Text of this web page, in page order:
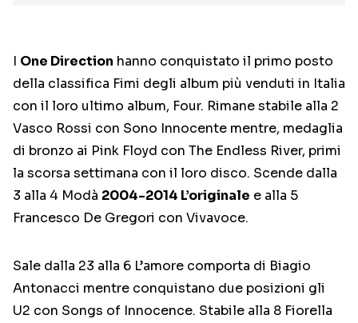
I One Direction hanno conquistato il primo posto
della classifica Fimi degli album più venduti in Italia
con il loro ultimo album, Four. Rimane stabile alla 2
Vasco Rossi con Sono Innocente mentre, medaglia
di bronzo ai Pink Floyd con The Endless River, primi
la scorsa settimana con il loro disco. Scende dalla
3 alla 4 Modà 2004-2014 L’originale e alla 5
Francesco De Gregori con Vivavoce.
Sale dalla 23 alla 6 L’amore comporta di Biagio
Antonacci mentre conquistano due posizioni gli
U2 con Songs of Innocence. Stabile alla 8 Fiorella